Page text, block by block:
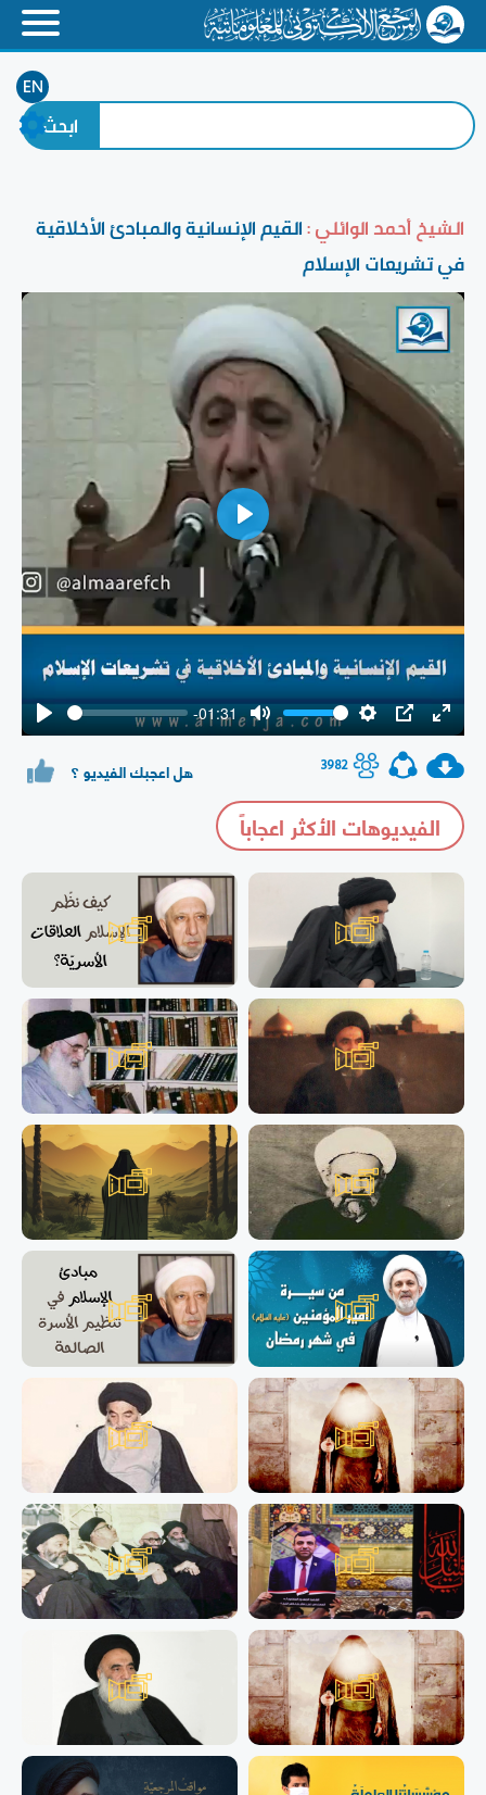
EN
الشيخ أحمد الوائلي :القيم الإنسانية والمبادئ الأخلاقية
في تشريعات الإسلام
Play
-01:31
Mute
Settings
PIP Enter
Play
3982 هل اعجبك الفيديو ؟
الفيديوهات الأكثر اعجاباً